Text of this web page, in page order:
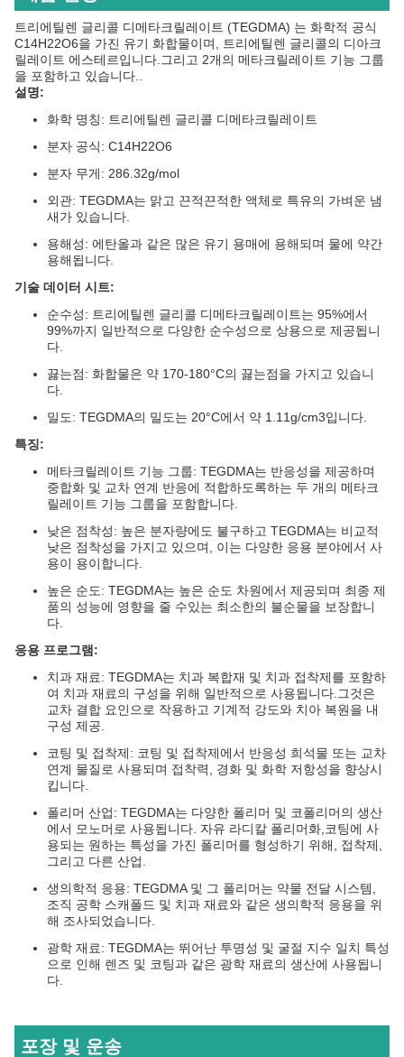
트리에틸렌 글리콜 디메타크릴레이트 (TEGDMA) 는 화학적 공식
C14H22O6을 가진 유기 화합물이며, 트리에틸렌 글리콜의 디아크
릴레이트 에스테르입니다.그리고 2개의 메타크릴레이트 기능 그룹
을 포함하고 있습니다..
설명:
화학 명칭: 트리에틸렌 글리콜 디메타크릴레이트
분자 공식: C14H22O6
분자 무게: 286.32g/mol
외관: TEGDMA는 맑고 끈적끈적한 액체로 특유의 가벼운 냄
새가 있습니다.
용해성: 에탄올과 같은 많은 유기 용매에 용해되며 물에 약간
용해됩니다.
기술 데이터 시트:
순수성: 트리에틸렌 글리콜 디메타크릴레이트는 95%에서
99%까지 일반적으로 다양한 순수성으로 상용으로 제공됩니
다.
끓는점: 화합물은 약 170-180°C의 끓는점을 가지고 있습니
다.
밀도: TEGDMA의 밀도는 20°C에서 약 1.11g/cm3입니다.
특징:
메타크릴레이트 기능 그룹: TEGDMA는 반응성을 제공하며
중합화 및 교차 연계 반응에 적합하도록하는 두 개의 메타크
릴레이트 기능 그룹을 포함합니다.
낮은 점착성: 높은 분자량에도 불구하고 TEGDMA는 비교적
낮은 점착성을 가지고 있으며, 이는 다양한 응용 분야에서 사
용이 용이합니다.
높은 순도: TEGDMA는 높은 순도 차원에서 제공되며 최종 제
품의 성능에 영향을 줄 수있는 최소한의 불순물을 보장합니
다.
응용 프로그램:
치과 재료: TEGDMA는 치과 복합재 및 치과 접착제를 포함하
여 치과 재료의 구성을 위해 일반적으로 사용됩니다.그것은
교차 결합 요인으로 작용하고 기계적 강도와 치아 복원을 내
구성 제공.
코팅 및 접착제: 코팅 및 접착제에서 반응성 희석물 또는 교차
연계 물질로 사용되며 접착력, 경화 및 화학 저항성을 향상시
킵니다.
폴리머 산업: TEGDMA는 다양한 폴리머 및 코폴리머의 생산
에서 모노머로 사용됩니다. 자유 라디칼 폴리머화,코팅에 사
용되는 원하는 특성을 가진 폴리머를 형성하기 위해, 접착제,
그리고 다른 산업.
생의학적 응용: TEGDMA 및 그 폴리머는 약물 전달 시스템,
조직 공학 스캐폴드 및 치과 재료와 같은 생의학적 응용을 위
해 조사되었습니다.
광학 재료: TEGDMA는 뛰어난 투명성 및 굴절 지수 일치 특성
으로 인해 렌즈 및 코팅과 같은 광학 재료의 생산에 사용됩니
다.
포장 및 운송